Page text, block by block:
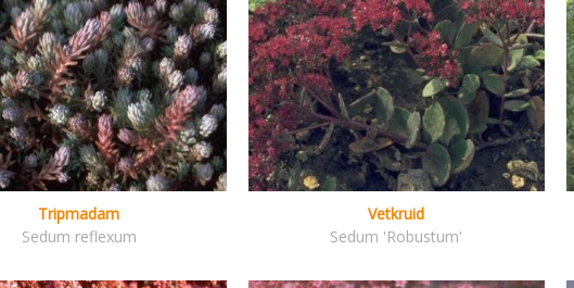
Tripmadam
Sedum reflexum
Vetkruid
Sedum 'Robustum'